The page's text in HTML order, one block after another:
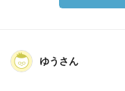
ゆうさん